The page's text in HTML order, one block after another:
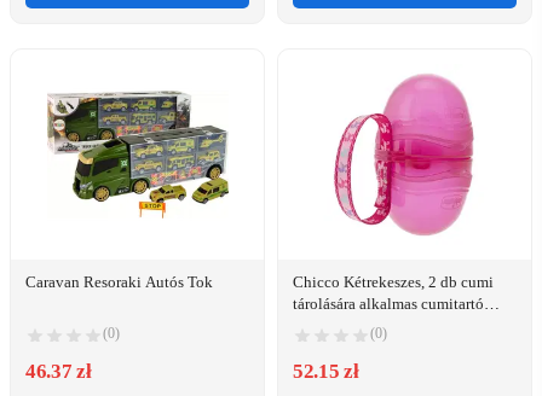
Caravan Resoraki Autós Tok
(0)
46.37 zł
Chicco Kétrekeszes, 2 db cumi
tárolására alkalmas cumitartó
doboz. Szétszedhető és így 1 db
cumit is tárolhatunk benne. A
cumitartó doboz
(0)
52.15 zł